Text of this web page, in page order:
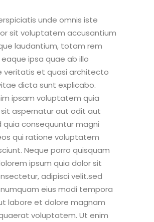
unde omnis iste
sit voluptatem accusantium
laudantium, totam rem
ipsa quae ab illo
veritatis et quasi architecto
dicta sunt explicabo.
ipsam voluptatem quia
aspernatur aut odit aut
quia consequuntur magni
qui ratione voluptatem
Neque porro quisquam
ipsum quia dolor sit
adipisci velit.sed
eius modi tempora
labore et dolore magnam
voluptatem. Ut enim